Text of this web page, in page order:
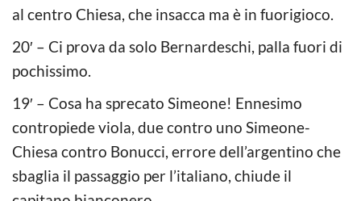
al centro Chiesa, che insacca ma è in fuorigioco.
20′ – Ci prova da solo Bernardeschi, palla fuori di
pochissimo.
19′ – Cosa ha sprecato Simeone! Ennesimo
contropiede viola, due contro uno Simeone-
Chiesa contro Bonucci, errore dell’argentino che
sbaglia il passaggio per l’italiano, chiude il